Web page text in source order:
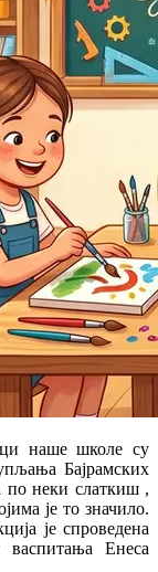
наше школе су
Бајрамских
по неки слаткиш ,
је то значило.
је спроведена
васпитања Енеса